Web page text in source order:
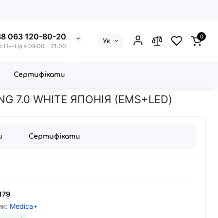
063 120-80-20
Пн-Нд з 09:00 - 21:00
Ук 0
Сертифікати
SKIN LIFTING 7.0 WHITE ЯПОНІЯ (EMS+LED)
WHITE ЯПОНІЯ (EMS+LED)
Сертифікати
Medica+